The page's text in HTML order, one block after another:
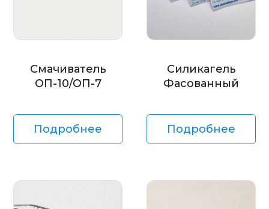
Смачиватель
ОП-10/ОП-7
Подробнее
Силикагель
Фасованный
Подробнее